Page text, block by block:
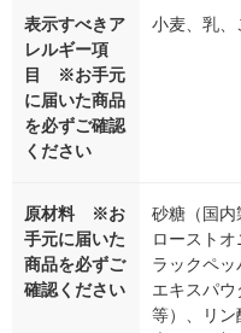
表示すべきア
レルギー項
目 ※お手元
に届いた商品
を必ずご確認
ください
小麦、乳、
原材料 ※お
手元に届いた
商品を必ずご
確認ください
砂糖（国内
ロースト
ラックペ
エキスパ
等）、リン